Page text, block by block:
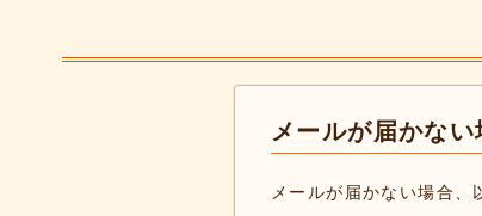
メールが届かない
メールが届かない場合、